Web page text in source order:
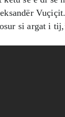
si argat i